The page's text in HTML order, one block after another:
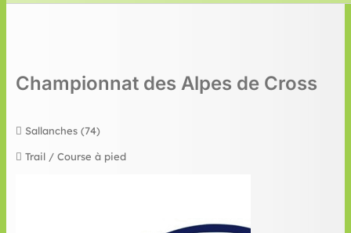
Championnat des Alpes de Cross
Sallanches (74)
Trail / Course à pied